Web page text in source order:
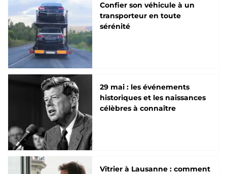
Confier son véhicule à un
transporteur en toute
sérénité
29 mai : les événements
historiques et les naissances
célèbres à connaître
Vitrier à Lausanne : comment